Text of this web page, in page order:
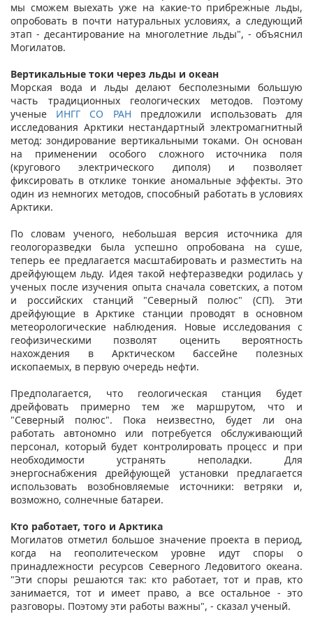
мы сможем выехать уже на какие-то прибрежные льды,
опробовать в почти натуральных условиях, а следующий
этап - десантирование на многолетние льды", - объяснил
Могилатов.
Вертикальные токи через льды и океан
Морская вода и льды делают бесполезными большую
часть традиционных геологических методов. Поэтому
ученые ИНГГ СО РАН предложили использовать для
исследования Арктики нестандартный электромагнитный
метод: зондирование вертикальными токами. Он основан
на применении особого сложного источника поля
(кругового электрического диполя) и позволяет
фиксировать в отклике тонкие аномальные эффекты. Это
один из немногих методов, способный работать в условиях
Арктики.
По словам ученого, небольшая версия источника для
геологоразведки была успешно опробована на суше,
теперь ее предлагается масштабировать и разместить на
дрейфующем льду. Идея такой нефтеразведки родилась у
ученых после изучения опыта сначала советских, а потом
и российских станций "Северный полюс" (СП). Эти
дрейфующие в Арктике станции проводят в основном
метеорологические наблюдения. Новые исследования с
геофизическими позволят оценить вероятность
нахождения в Арктическом бассейне полезных
ископаемых, в первую очередь нефти.
Предполагается, что геологическая станция будет
дрейфовать примерно тем же маршрутом, что и
"Северный полюс". Пока неизвестно, будет ли она
работать автономно или потребуется обслуживающий
персонал, который будет контролировать процесс и при
необходимости устранять неполадки. Для
энергоснабжения дрейфующей установки предлагается
использовать возобновляемые источники: ветряки и,
возможно, солнечные батареи.
Кто работает, того и Арктика
Могилатов отметил большое значение проекта в период,
когда на геополитеческом уровне идут споры о
принадлежности ресурсов Северного Ледовитого океана.
"Эти споры решаются так: кто работает, тот и прав, кто
занимается, тот и имеет право, а все остальное - это
разговоры. Поэтому эти работы важны", - сказал ученый.